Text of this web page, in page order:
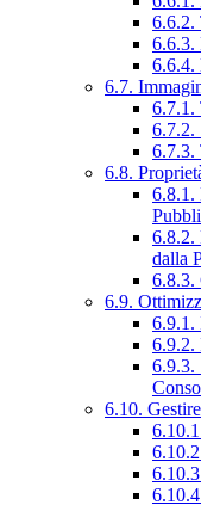
6.6.2.
6.6.3.
6.6.4.
6.7.
6.7.1.
6.7.2.
6.7.3.
6.8.
6.8.1.
6.8.2.
dalla
6.8.3.
6.9.
6.9.1.
6.9.2.
6.9.3.
6.10.